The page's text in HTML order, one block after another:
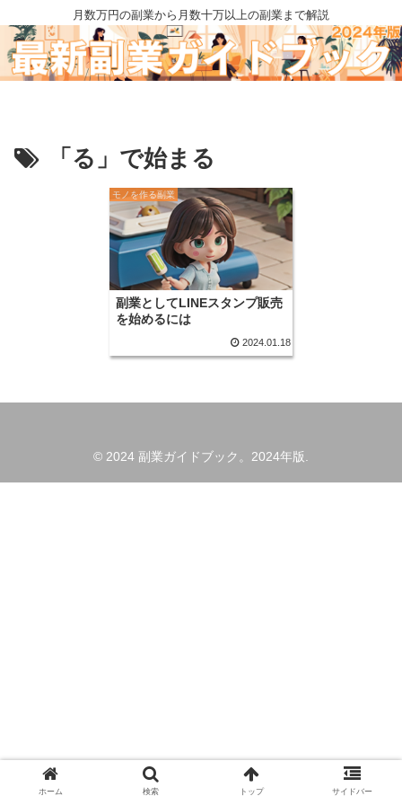
月数万円の副業から月数十万以上の副業まで解説
「る」で始まる
モノを作る副業
副業としてLINEスタンプ販売
を始めるには
2024.01.18
© 2024 副業ガイドブック。2024年版.
ホーム 検索 トップ サイドバー